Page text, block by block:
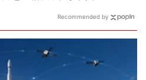
Recommended by